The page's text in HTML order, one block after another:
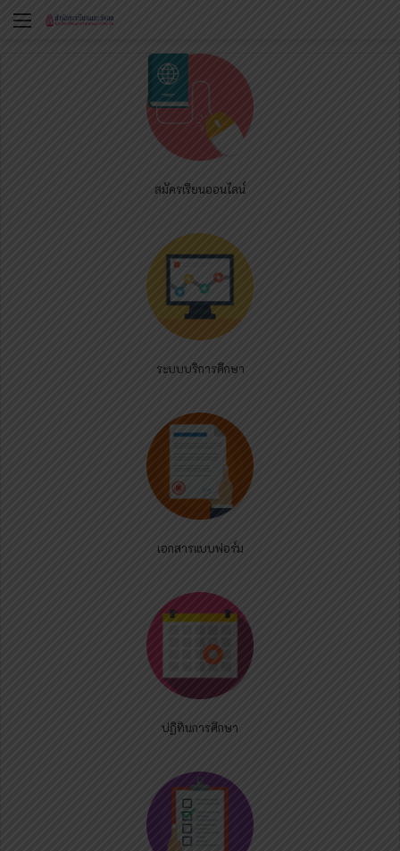
Menu
สมัครเรียนออนไลน์
ระบบบริการศึกษา
เอกสารแบบฟอร์ม
ปฏิทินการศึกษา